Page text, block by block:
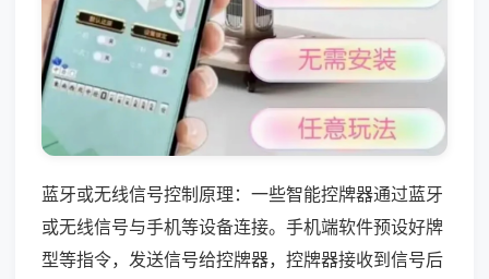
蓝牙或无线信号控制原理：一些智能控牌器通过蓝牙
或无线信号与手机等设备连接。手机端软件预设好牌
型等指令，发送信号给控牌器，控牌器接收到信号后